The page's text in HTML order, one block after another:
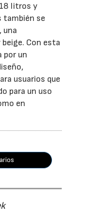
litros y
también se
una
Con esta
por un
usuarios que
para un uso
en